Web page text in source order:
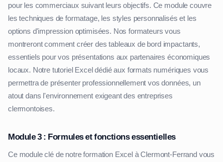
pour les commerciaux suivant leurs objectifs. Ce module couvre
les techniques de formatage, les styles personnalisés et les
options d'impression optimisées. Nos formateurs vous
montreront comment créer des tableaux de bord impactants,
essentiels pour vos présentations aux partenaires économiques
locaux. Notre tutoriel Excel dédié aux formats numériques vous
permettra de présenter professionnellement vos données, un
atout dans l'environnement exigeant des entreprises
clermontoises.
Module 3 : Formules et fonctions essentielles
Ce module clé de notre formation Excel à Clermont-Ferrand vous